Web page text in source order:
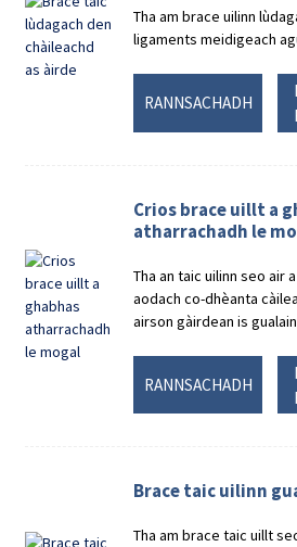
Tha am brace uilinn
ligaments meidigeach
RANNSACHADH
Crios brace uillt a
atharrachadh le
Tha an taic uilinn seo air
aodach co-dhèanta
airson gàirdean is
RANNSACHADH
Brace taic uilinn
Tha am brace taic uillt